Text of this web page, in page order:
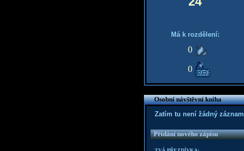
Má k rozdělení:
0
0
Osobní návštěvní kniha
Zatím tu není žádný záznam
Přidání nového zápisu